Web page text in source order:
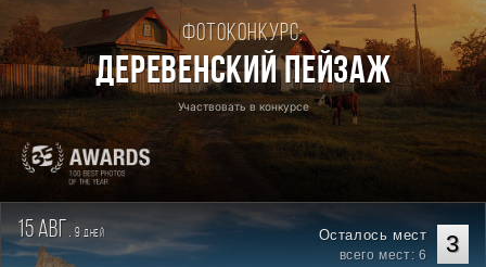
Фотоконкурс:
Деревенский пейзаж
Участвовать в конкурсе
15 авг. 9дней 3
Осталось мест
всего мест: 6